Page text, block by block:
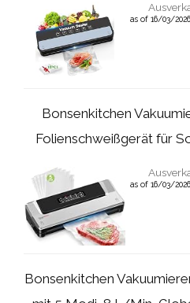
as of 16/03/
Bonsenkitchen
Folienschweißgerät für
as of 16/03/
Bonsenkitchen